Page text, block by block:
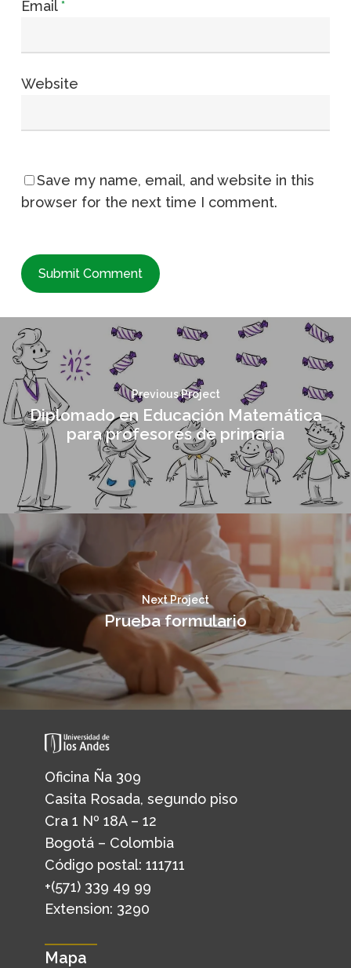
Email*
Website
Save my name, email, and website in this
browser for the next time I comment.
Previous Project
Diplomado en Educación Matemática
para profesores de primaria
Next Project
Prueba formulario
Oficina Ña 309
Casita Rosada, segundo piso
Cra 1 Nº 18A – 12
Bogotá – Colombia
Código postal: 111711
+(571) 339 49 99
Extension: 3290
Mapa